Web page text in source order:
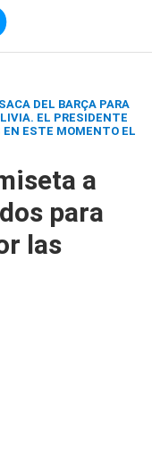
DEL BARÇA PARA
EL PRESIDENTE
EN ESTE MOMENTO EL
a
para
las